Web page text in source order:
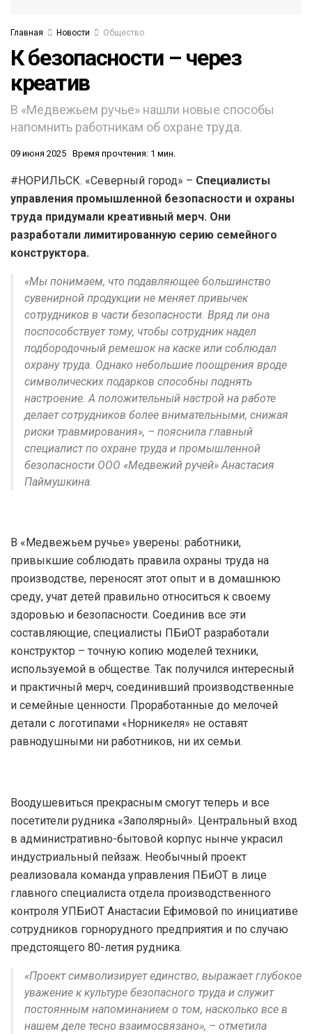
Главная Новости Общество
К безопасности – через
креатив
В «Медвежьем ручье» нашли новые способы
напомнить работникам об охране труда.
09 июня 2025 Время прочтения: 1 мин.
#НОРИЛЬСК. «Северный город» – Специалисты
управления промышленной безопасности и охраны
труда придумали креативный мерч. Они
разработали лимитированную серию семейного
конструктора.
«Мы понимаем, что подавляющее большинство
сувенирной продукции не меняет привычек
сотрудников в части безопасности. Вряд ли она
поспособствует тому, чтобы сотрудник надел
подбородочный ремешок на каске или соблюдал
охрану труда. Однако небольшие поощрения вроде
символических подарков способны поднять
настроение. А положительный настрой на работе
делает сотрудников более внимательными, снижая
риски травмирования», – пояснила главный
специалист по охране труда и промышленной
безопасности ООО «Медвежий ручей» Анастасия
Паймушкина.
В «Медвежьем ручье» уверены: работники,
привыкшие соблюдать правила охраны труда на
производстве, переносят этот опыт и в домашнюю
среду, учат детей правильно относиться к своему
здоровью и безопасности. Соединив все эти
составляющие, специалисты ПБиОТ разработали
конструктор – точную копию моделей техники,
используемой в обществе. Так получился интересный
и практичный мерч, соединивший производственные
и семейные ценности. Проработанные до мелочей
детали с логотипами «Норникеля» не оставят
равнодушными ни работников, ни их семьи.
Воодушевиться прекрасным смогут теперь и все
посетители рудника «Заполярный». Центральный вход
в административно-бытовой корпус нынче украсил
индустриальный пейзаж. Необычный проект
реализовала команда управления ПБиОТ в лице
главного специалиста отдела производственного
контроля УПБиОТ Анастасии Ефимовой по инициативе
сотрудников горнорудного предприятия и по случаю
предстоящего 80-летия рудника.
«Проект символизирует единство, выражает глубокое
уважение к культуре безопасного труда и служит
постоянным напоминанием о том, насколько все в
нашем деле тесно взаимосвязано», – отметила